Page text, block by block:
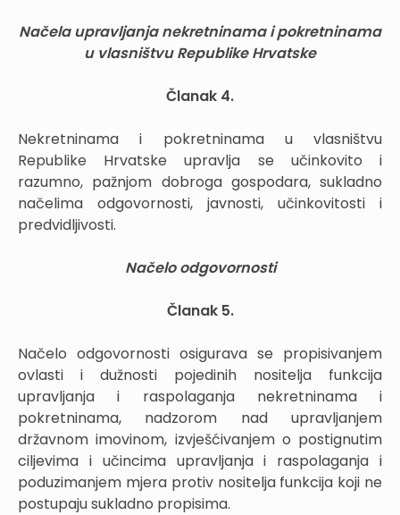
Načela upravljanja nekretninama i pokretninama
u vlasništvu Republike Hrvatske
Članak 4.
Nekretninama i pokretninama u vlasništvu
Republike Hrvatske upravlja se učinkovito i
razumno, pažnjom dobroga gospodara, sukladno
načelima odgovornosti, javnosti, učinkovitosti i
predvidljivosti.
Načelo odgovornosti
Članak 5.
Načelo odgovornosti osigurava se propisivanjem
ovlasti i dužnosti pojedinih nositelja funkcija
upravljanja i raspolaganja nekretninama i
pokretninama, nadzorom nad upravljanjem
državnom imovinom, izvješćivanjem o postignutim
ciljevima i učincima upravljanja i raspolaganja i
poduzimanjem mjera protiv nositelja funkcija koji ne
postupaju sukladno propisima.